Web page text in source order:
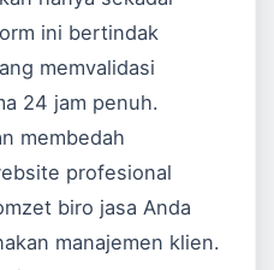
ini bertindak
memvalidasi
24 jam penuh.
membedah
profesional
biro jasa Anda
manajemen klien.